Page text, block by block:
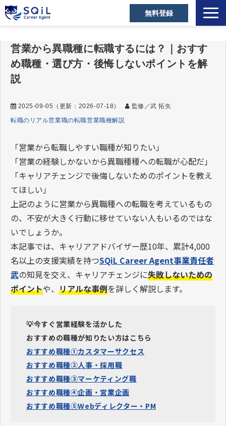
無料登録
キャリアアドバイザー
営業職の転職成功事例
営業の転職Tips
セミナー・メディア
お役立ち資料
よくあるご質問
営業から異職種に転職するには？｜おすす
め職種・選び方・後悔しないポイントを解
説
2025-09-05 （更新： 2026-07-18 ）
監修／武 拓矢
転職のリアル営業職の転職営業職種解説
「営業から転職しやすい職種が知りたい」
「営業の経験しかないから異職種種への転職が心配だ」
「キャリアチェンジで後悔しないためのポイントを教え
てほしい」
上記のように営業から異職種への転職を考えているもの
の、不安が大きく行動に移せていない人もいるのではな
いでしょうか。
本記事では、キャリアアドバイザー歴10年、累計4,000
名以上の支援実績を持つSQiL Career Agent事業責任者
武の知見を交え、キャリアチェンジに失敗しないための
ポイントや、 リアルな事例を詳しく解説します。
💡今すぐ営業経験を活かした
おすすめの職種が知りたい方はこちら
おすすめ職種①カスタマーサクセス
おすすめ職種②人事・採用職
おすすめ職種③マーケティング職
おすすめ職種④企画・営業企画
おすすめ職種⑤Webディレクター・PM